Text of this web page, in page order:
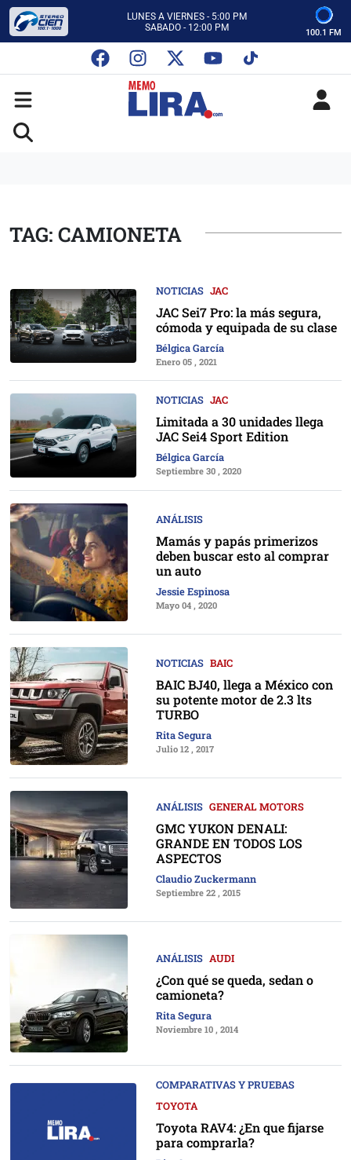
LUNES A VIERNES - 5:00 PM
SABADO - 12:00 PM
CON MEMO LIRA Y SU EQUIPO
LUNES A VIERNES - 5:00 PM
SABADO - 12:00 PM
100.1 FM
TAG: CAMIONETA
NOTICIAS JAC
JAC Sei7 Pro: la más segura,
cómoda y equipada de su clase
Bélgica García
Enero 05 , 2021
NOTICIAS JAC
Limitada a 30 unidades llega
JAC Sei4 Sport Edition
Bélgica García
Septiembre 30 , 2020
ANÁLISIS
Mamás y papás primerizos
deben buscar esto al comprar
un auto
Jessie Espinosa
Mayo 04 , 2020
NOTICIAS BAIC
BAIC BJ40, llega a México con
su potente motor de 2.3 lts
TURBO
Rita Segura
Julio 12 , 2017
ANÁLISIS GENERAL MOTORS
GMC YUKON DENALI:
GRANDE EN TODOS LOS
ASPECTOS
Claudio Zuckermann
Septiembre 22 , 2015
ANÁLISIS AUDI
¿Con qué se queda, sedan o
camioneta?
Rita Segura
Noviembre 10 , 2014
COMPARATIVAS Y PRUEBAS
TOYOTA
Toyota RAV4: ¿En que fijarse
para comprarla?